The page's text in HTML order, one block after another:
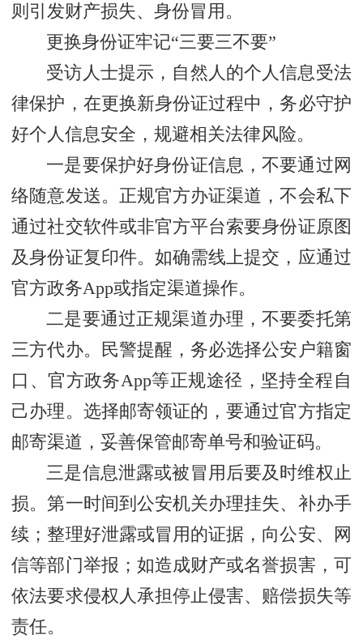
则引发财产损失、身份冒用。
更换身份证牢记“三要三不要”
受访人士提示，自然人的个人信息受法
律保护，在更换新身份证过程中，务必守护
好个人信息安全，规避相关法律风险。
一是要保护好身份证信息，不要通过网
络随意发送。正规官方办证渠道，不会私下
通过社交软件或非官方平台索要身份证原图
及身份证复印件。如确需线上提交，应通过
官方政务App或指定渠道操作。
二是要通过正规渠道办理，不要委托第
三方代办。民警提醒，务必选择公安户籍窗
口、官方政务App等正规途径，坚持全程自
己办理。选择邮寄领证的，要通过官方指定
邮寄渠道，妥善保管邮寄单号和验证码。
三是信息泄露或被冒用后要及时维权止
损。第一时间到公安机关办理挂失、补办手
续；整理好泄露或冒用的证据，向公安、网
信等部门举报；如造成财产或名誉损害，可
依法要求侵权人承担停止侵害、赔偿损失等
责任。